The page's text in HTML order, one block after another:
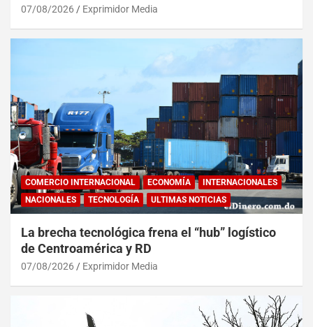
07/08/2026 Exprimidor Media
COMERCIO INTERNACIONAL ECONOMÍA
INTERNACIONALES
NACIONALES
TECNOLOGÍA ULTIMAS NOTICIAS
La brecha tecnológica frena el “hub” logístico
de Centroamérica y RD
07/08/2026 Exprimidor Media